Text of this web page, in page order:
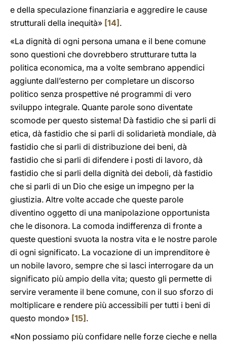
e della speculazione finanziaria e aggredire le cause
strutturali della inequità» [14] .
«La dignità di ogni persona umana e il bene comune
sono questioni che dovrebbero strutturare tutta la
politica economica, ma a volte sembrano appendici
aggiunte dall’esterno per completare un discorso
politico senza prospettive né programmi di vero
sviluppo integrale. Quante parole sono diventate
scomode per questo sistema! Dà fastidio che si parli di
etica, dà fastidio che si parli di solidarietà mondiale, dà
fastidio che si parli di distribuzione dei beni, dà
fastidio che si parli di difendere i posti di lavoro, dà
fastidio che si parli della dignità dei deboli, dà fastidio
che si parli di un Dio che esige un impegno per la
giustizia. Altre volte accade che queste parole
diventino oggetto di una manipolazione opportunista
che le disonora. La comoda indifferenza di fronte a
queste questioni svuota la nostra vita e le nostre parole
di ogni significato. La vocazione di un imprenditore è
un nobile lavoro, sempre che si lasci interrogare da un
significato più ampio della vita; questo gli permette di
servire veramente il bene comune, con il suo sforzo di
moltiplicare e rendere più accessibili per tutti i beni di
questo mondo» [15] .
«Non possiamo più confidare nelle forze cieche e nella